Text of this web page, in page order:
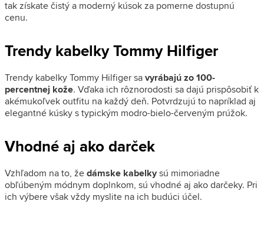
tak získate čistý a moderný kúsok za pomerne dostupnú
cenu.
Trendy kabelky Tommy Hilfiger
Trendy kabelky Tommy Hilfiger savyrábajú zo 100-
percentnej kože. Vďaka ich rôznorodosti sa dajú prispôsobiť k
akémukoľvek outfitu na každý deň. Potvrdzujú to napríklad aj
elegantné kúsky s typickým modro-bielo-červeným prúžok.
Vhodné aj ako darček
Vzhľadom na to, žedámske kabelkysú mimoriadne
obľúbeným módnym doplnkom, sú vhodné aj ako darčeky. Pri
ich výbere však vždy myslite na ich budúci účel.